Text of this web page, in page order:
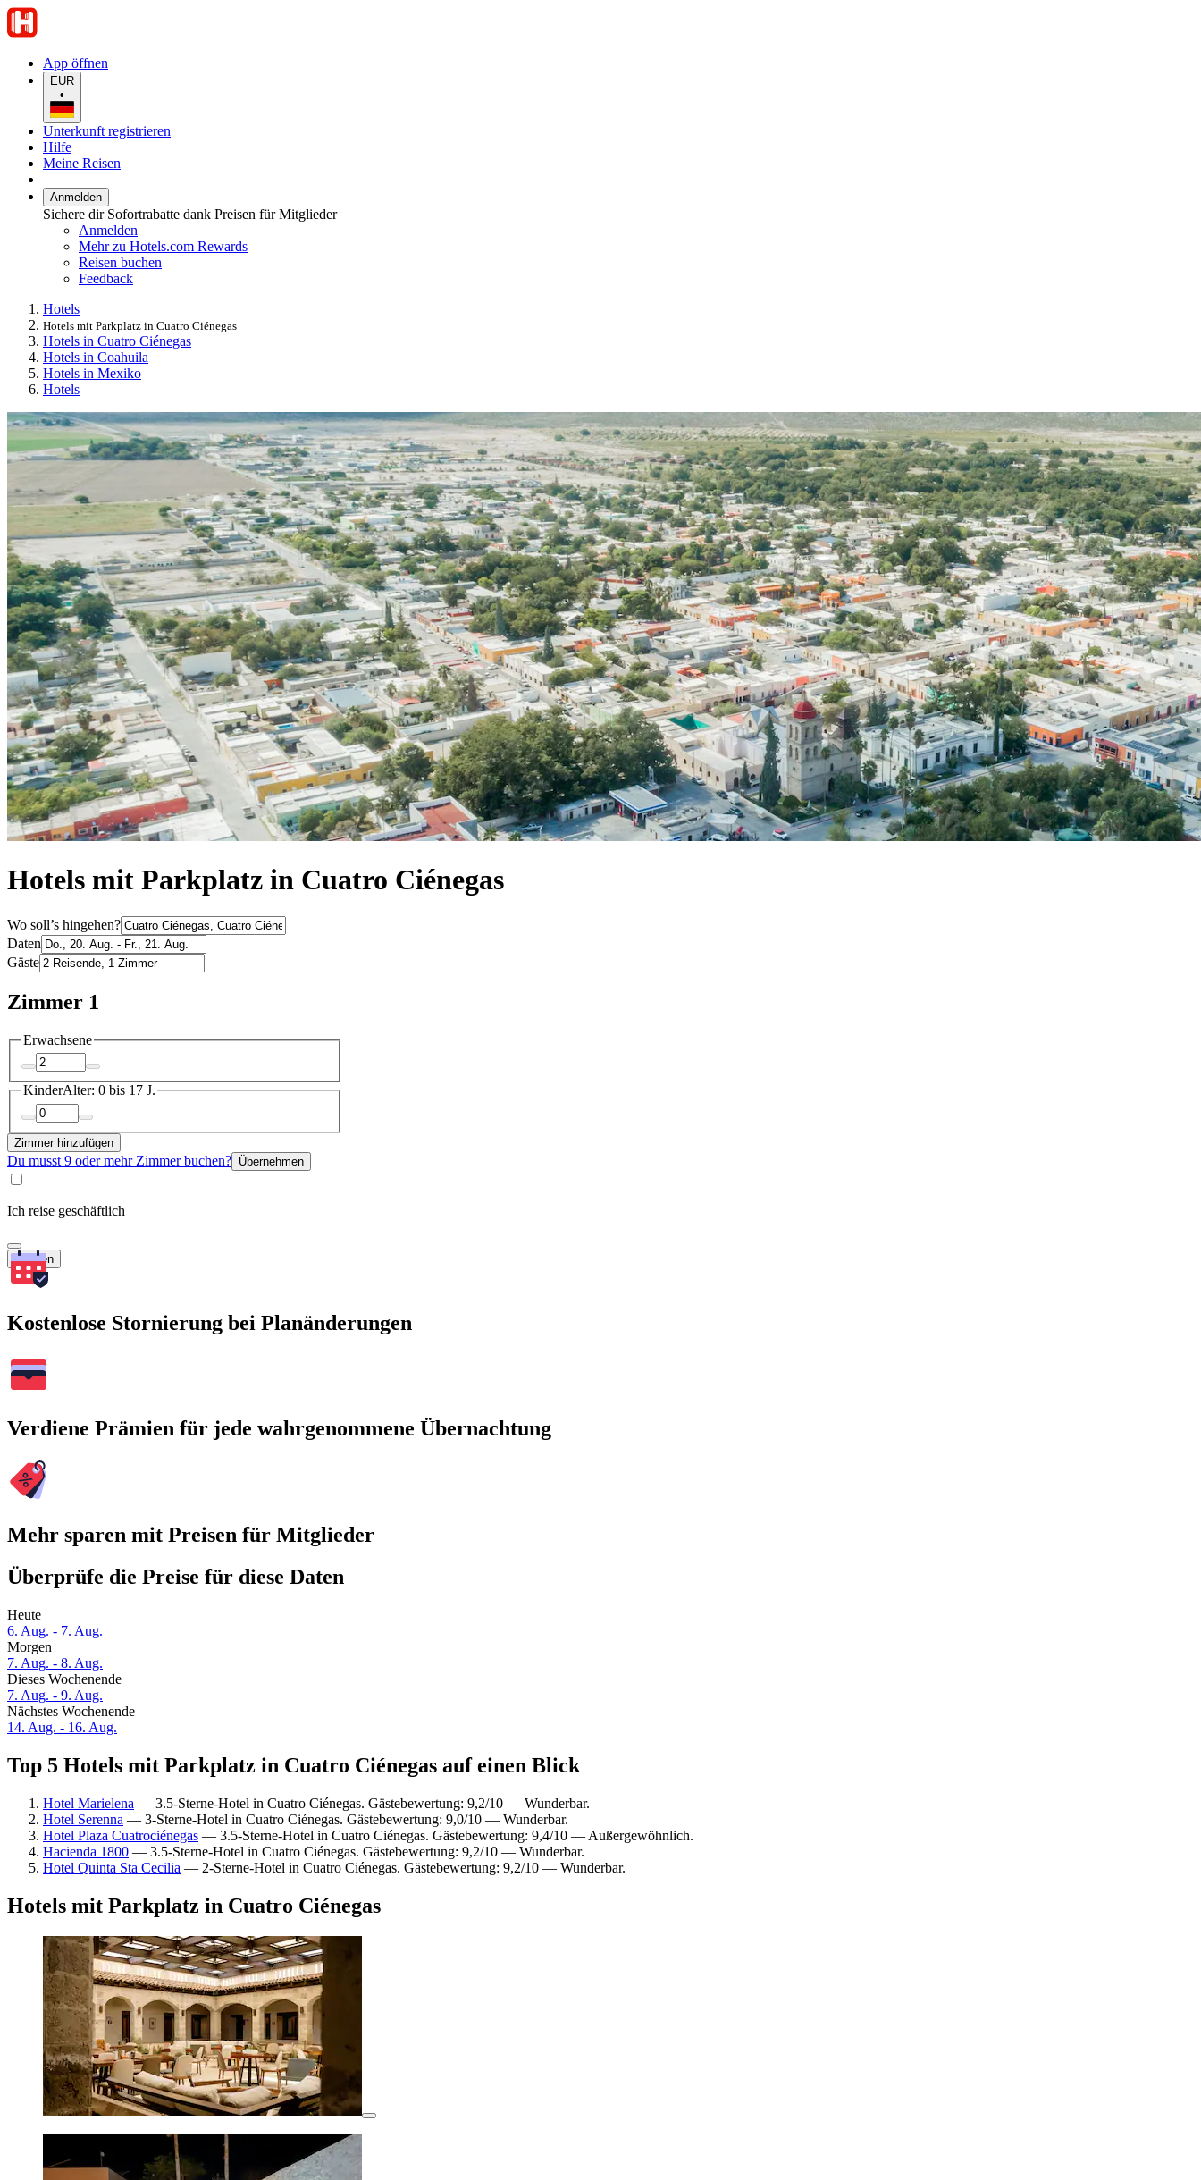
App öffnen
EUR
•
Unterkunft registrieren
Hilfe
Meine Reisen
Anmelden
Sichere dir Sofortrabatte dank Preisen für Mitglieder
Anmelden
Mehr zu Hotels.com Rewards
Reisen buchen
Feedback
Hotels
Hotels mit Parkplatz in Cuatro Ciénegas
Hotels in Cuatro Ciénegas
Hotels in Coahuila
Hotels in Mexiko
Hotels
Hotels mit Parkplatz in Cuatro Ciénegas
Wo soll’s hingehen?
Daten
Gäste
Zimmer 1
Erwachsene
KinderAlter: 0 bis 17 J.
Zimmer hinzufügen
Du musst 9 oder mehr Zimmer buchen? Übernehmen
Ich reise geschäftlich
Suchen
Kostenlose Stornierung bei Planänderungen
Verdiene Prämien für jede wahrgenommene Übernachtung
Mehr sparen mit Preisen für Mitglieder
Überprüfe die Preise für diese Daten
Heute
6. Aug. - 7. Aug.
Morgen
7. Aug. - 8. Aug.
Dieses Wochenende
7. Aug. - 9. Aug.
Nächstes Wochenende
14. Aug. - 16. Aug.
Top 5 Hotels mit Parkplatz in Cuatro Ciénegas auf einen Blick
Hotel Marielena — 3.5-Sterne-Hotel in Cuatro Ciénegas. Gästebewertung: 9,2/10 — Wunderbar.
Hotel Serenna — 3-Sterne-Hotel in Cuatro Ciénegas. Gästebewertung: 9,0/10 — Wunderbar.
Hotel Plaza Cuatrociénegas — 3.5-Sterne-Hotel in Cuatro Ciénegas. Gästebewertung: 9,4/10 — Außergewöhnlich.
Hacienda 1800 — 3.5-Sterne-Hotel in Cuatro Ciénegas. Gästebewertung: 9,2/10 — Wunderbar.
Hotel Quinta Sta Cecilia — 2-Sterne-Hotel in Cuatro Ciénegas. Gästebewertung: 9,2/10 — Wunderbar.
Hotels mit Parkplatz in Cuatro Ciénegas